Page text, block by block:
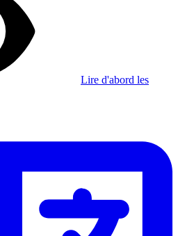
Lire d'abord les